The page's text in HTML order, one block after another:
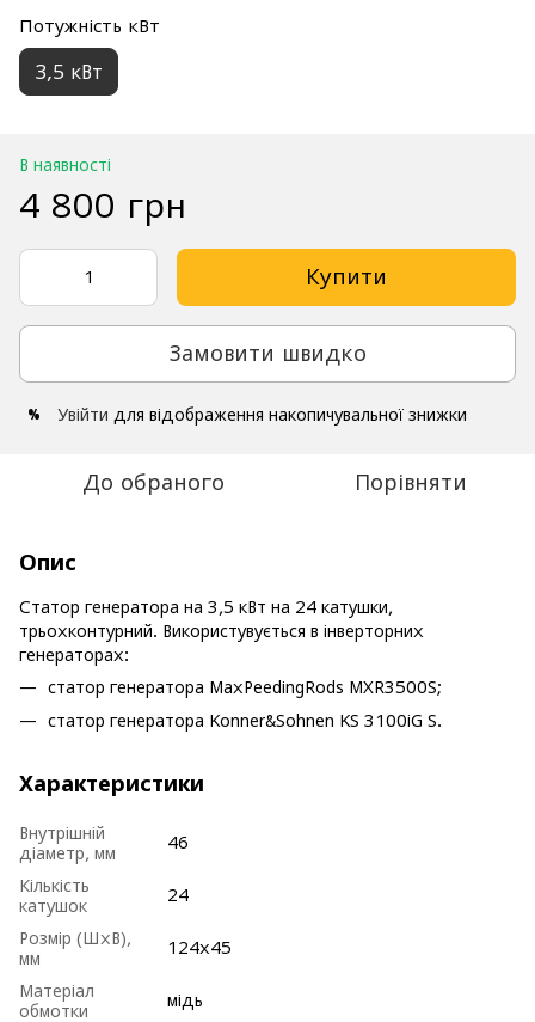
Потужність кВт
3,5 кВт
В наявності
4 800 грн
Купити
Замовити швидко
% Увійти для відображення накопичувальної знижки
До обраного Порівняти
Опис
Статор генератора на 3,5 кВт на 24 катушки,
трьохконтурний. Використувується в інверторних
генераторах:
статор генератора MaxPeedingRods MXR3500S;
статор генератора Konner&Sohnen KS 3100iG S.
Характеристики
Внутрішній
діаметр, мм
46
Кількість
катушок
24
Розмір (ШхВ),
мм
124x45
Матеріал
обмотки
мідь